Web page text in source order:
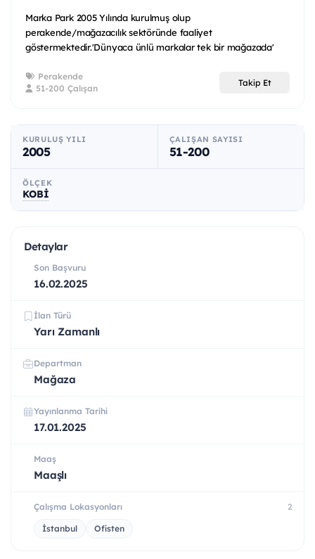
Marka Park 2005 Yılında kurulmuş olup
perakende/mağazacılık sektöründe faaliyet
göstermektedir.'Dünyaca ünlü markalar tek bir mağazada'
Perakende
51-200 Çalışan
Takip Et
KURULUŞ YILI
2005
ÇALIŞAN SAYISI
51-200
ÖLÇEK
KOBİ
Detaylar
Son Başvuru
16.02.2025
İlan Türü
Yarı Zamanlı
Departman
Mağaza
Yayınlanma Tarihi
17.01.2025
Maaş
Maaşlı
Çalışma Lokasyonları 2
İstanbul Ofisten